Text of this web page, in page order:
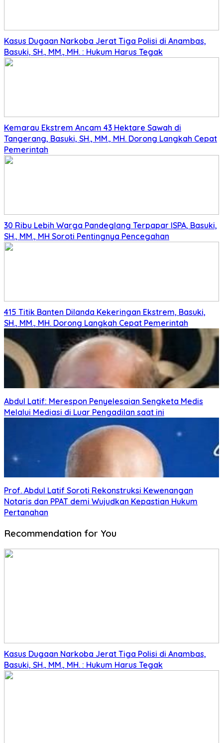
Kasus Dugaan Narkoba Jerat Tiga Polisi di Anambas,
Basuki, SH., MM., MH. : Hukum Harus Tegak
Kemarau Ekstrem Ancam 43 Hektare Sawah di
Tangerang, Basuki, SH., MM., MH. Dorong Langkah Cepat
Pemerintah
30 Ribu Lebih Warga Pandeglang Terpapar ISPA, Basuki,
SH., MM., MH Soroti Pentingnya Pencegahan
415 Titik Banten Dilanda Kekeringan Ekstrem, Basuki,
SH., MM., MH. Dorong Langkah Cepat Pemerintah
Abdul Latif: Merespon Penyelesaian Sengketa Medis
Melalui Mediasi di Luar Pengadilan saat ini
Prof. Abdul Latif Soroti Rekonstruksi Kewenangan
Notaris dan PPAT demi Wujudkan Kepastian Hukum
Pertanahan
Recommendation for You
Kasus Dugaan Narkoba Jerat Tiga Polisi di Anambas,
Basuki, SH., MM., MH. : Hukum Harus Tegak